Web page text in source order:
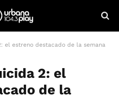
el estreno destacado de la semana
2: el
de la